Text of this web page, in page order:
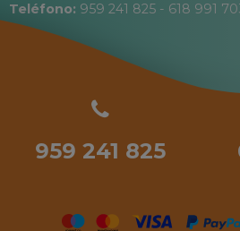
Teléfono: 959 241 825 - 618 991
959 241 825